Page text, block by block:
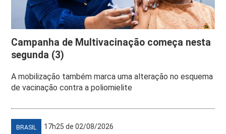
Campanha de Multivacinação começa nesta
segunda (3)
A mobilização também marca uma alteração no esquema
de vacinação contra a poliomielite
BRASIL 17h25 de 02/08/2026